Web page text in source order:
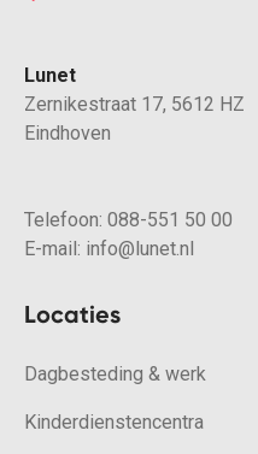
Lunet
Zernikestraat 17, 5612 HZ
Eindhoven
Telefoon: 088-551 50 00
E-mail: info@lunet.nl
Locaties
Dagbesteding & werk
Kinderdienstencentra